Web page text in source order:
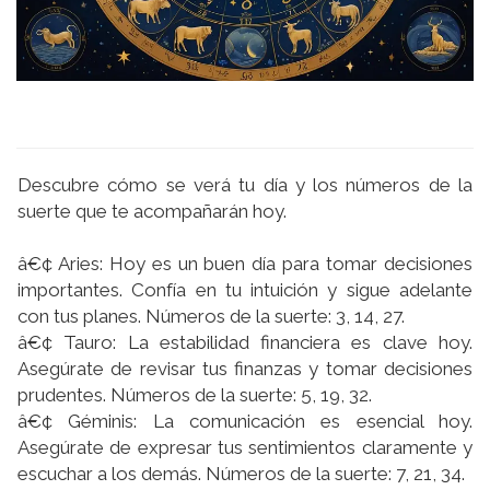
Descubre cómo se verá tu dí­a y los números de la
suerte que te acompañarán hoy.
â€¢ Aries: Hoy es un buen dí­a para tomar decisiones
importantes. Confí­a en tu intuición y sigue adelante
con tus planes. Números de la suerte: 3, 14, 27.
â€¢ Tauro: La estabilidad financiera es clave hoy.
Asegúrate de revisar tus finanzas y tomar decisiones
prudentes. Números de la suerte: 5, 19, 32.
â€¢ Géminis: La comunicación es esencial hoy.
Asegúrate de expresar tus sentimientos claramente y
escuchar a los demás. Números de la suerte: 7, 21, 34.